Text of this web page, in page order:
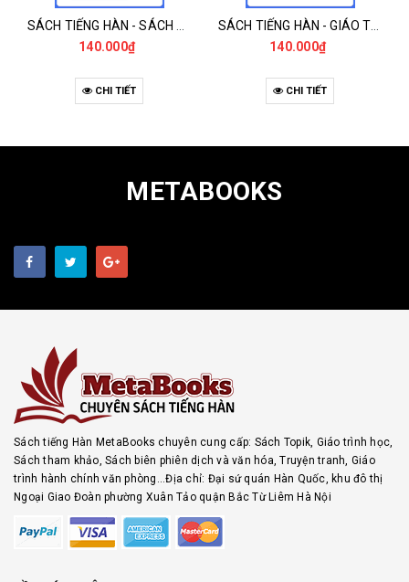
140.000₫
CHI TIẾT
140.000₫
CHI TIẾT
METABOOKS
Sách tiếng Hàn MetaBooks chuyên cung cấp: Sách Topik, Giáo trình học,
Sách tham khảo, Sách biên phiên dịch và văn hóa, Truyện tranh, Giáo
trình hành chính văn phòng...Địa chỉ: Đại sứ quán Hàn Quốc, khu đô thị
Ngoại Giao Đoàn phường Xuân Tảo quận Bắc Từ Liêm Hà Nội